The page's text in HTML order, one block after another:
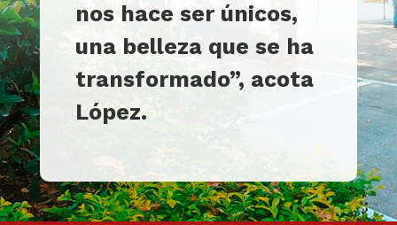
nos hace ser únicos,
una belleza que se ha
transformado”, acota
López.